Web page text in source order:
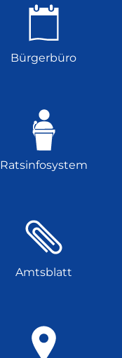
Bürgerbüro
Ratsinfosystem
Amtsblatt